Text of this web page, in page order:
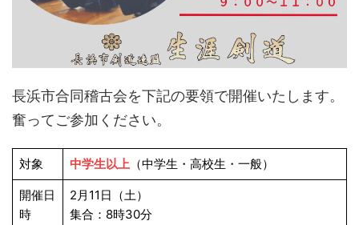
長浜市合同稽古会を下記の要領で開催いたします。
奮ってご参加ください。
対象 中学生以上（中学生・高校生・一般）
開催日
時
2月11日（土）
集合：8時30分